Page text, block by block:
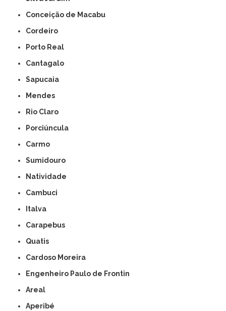
Conceição de Macabu
Cordeiro
Porto Real
Cantagalo
Sapucaia
Mendes
Rio Claro
Porciúncula
Carmo
Sumidouro
Natividade
Cambuci
Italva
Carapebus
Quatis
Cardoso Moreira
Engenheiro Paulo de Frontin
Areal
Aperibé